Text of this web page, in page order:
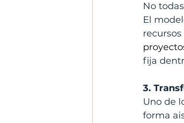
No
El
fija
3.
Uno de
forma